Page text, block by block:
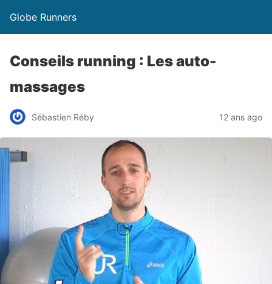
Globe Runners
Conseils running : Les auto-
massages
Sébastien Réby 12 ans ago